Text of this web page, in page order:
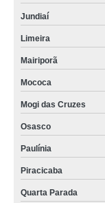
Jundiaí
Limeira
Mairiporã
Mococa
Mogi das Cruzes
Osasco
Paulínia
Piracicaba
Quarta Parada